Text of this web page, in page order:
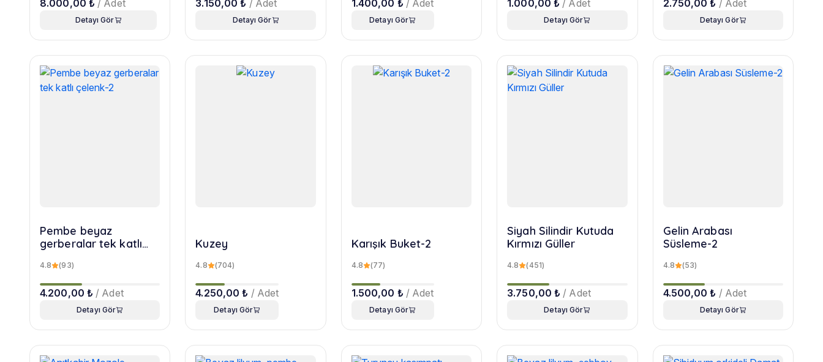
8.000,00 ₺ / Adet
Detayı Gör
3.150,00 ₺ / Adet
Detayı Gör
1.400,00 ₺ / Adet
Detayı Gör
1.000,00 ₺ / Adet
Detayı Gör
2.750,00 ₺ / Adet
Detayı Gör
Pembe beyaz
gerberalar tek katlı
4.8 (93)
4.200,00 ₺ / Adet
Detayı Gör
Kuzey
4.8 (704)
4.250,00 ₺ / Adet
Detayı Gör
Karışık Buket-2
4.8 (77)
1.500,00 ₺ / Adet
Detayı Gör
Siyah Silindir Kutuda
Kırmızı Güller
4.8 (451)
3.750,00 ₺ / Adet
Detayı Gör
Gelin Arabası
Süsleme-2
4.8 (53)
4.500,00 ₺ / Adet
Detayı Gör